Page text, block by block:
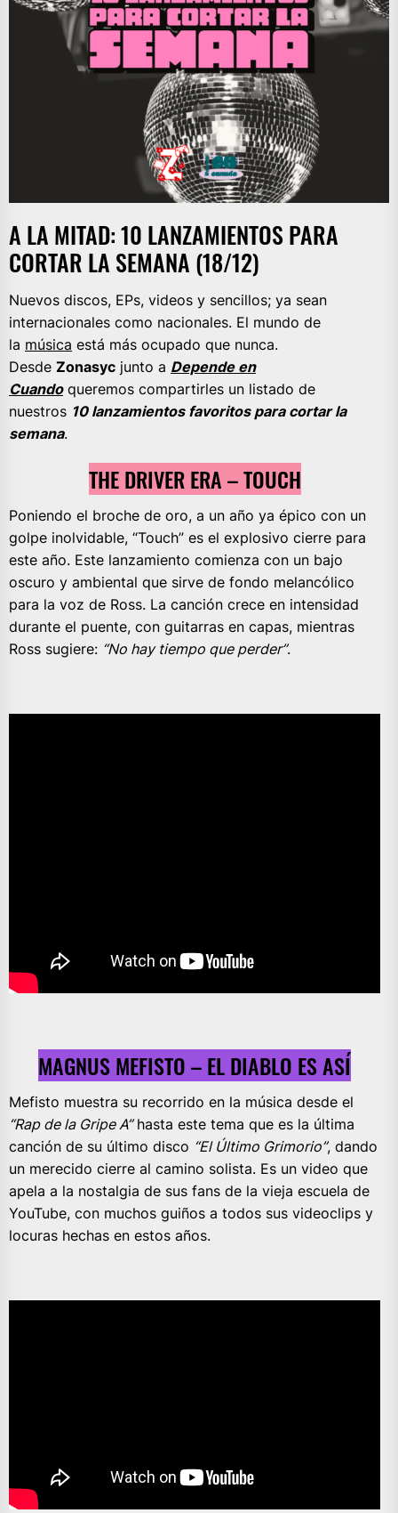
A LA MITAD: 10 LANZAMIENTOS PARA
CORTAR LA SEMANA (18/12)
Nuevos discos, EPs, videos y sencillos; ya sean
internacionales como nacionales. El mundo de
la música está más ocupado que nunca.
Desde Zonasyc junto a Depende en
Cuandoqueremos compartirles un listado de
nuestros 10 lanzamientos favoritos para cortar la
semana.
THE DRIVER ERA – TOUCH
Poniendo el broche de oro, a un año ya épico con un
golpe inolvidable, “Touch” es el explosivo cierre para
este año. Este lanzamiento comienza con un bajo
oscuro y ambiental que sirve de fondo melancólico
para la voz de Ross. La canción crece en intensidad
durante el puente, con guitarras en capas, mientras
Ross sugiere: “No hay tiempo que perder”.
MAGNUS MEFISTO – EL DIABLO ES ASÍ
Mefisto muestra su recorrido en la música desde el
“Rap de la Gripe A”hasta este tema que es la última
canción de su último disco “El Último Grimorio”, dando
un merecido cierre al camino solista. Es un video que
apela a la nostalgia de sus fans de la vieja escuela de
YouTube, con muchos guiños a todos sus videoclips y
locuras hechas en estos años.